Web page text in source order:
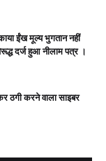
ईंख मूल्य भुगतान नहीं
दर्ज हुआ नीलाम पत्र ।
ठगी करने वाला साइबर